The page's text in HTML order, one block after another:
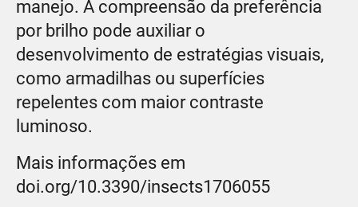
manejo. A compreensão da preferência
por brilho pode auxiliar o
desenvolvimento de estratégias visuais,
como armadilhas ou superfícies
repelentes com maior contraste
luminoso.
Mais informações em
doi.org/10.3390/insects1706055